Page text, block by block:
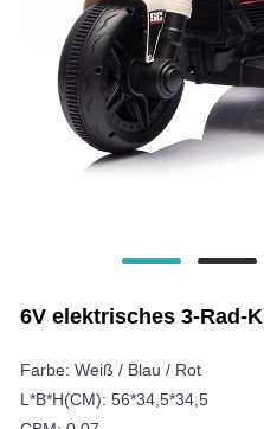
6V elektrisches 3-Rad-
Farbe: Weiß / Blau / Rot
L*B*H(CM): 56*34,5*34,5